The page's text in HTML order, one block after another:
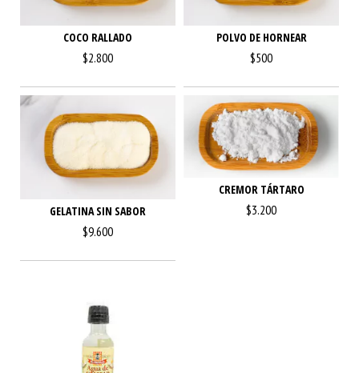
COCO RALLADO
$2.800
POLVO DE HORNEAR
$500
GELATINA SIN SABOR
$9.600
CREMOR TÁRTARO
$3.200